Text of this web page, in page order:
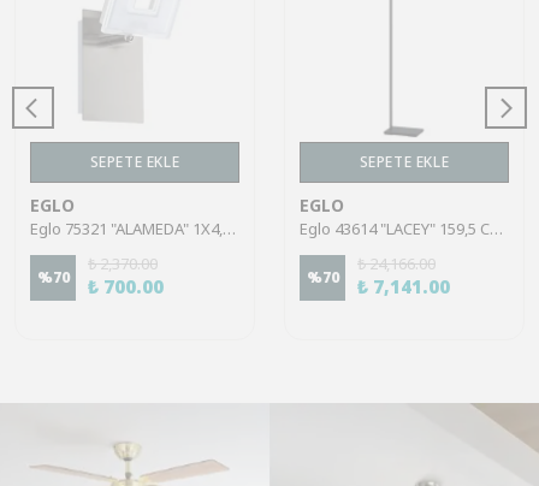
SEPETE EKLE
EGLO
Eglo 75321 "ALAMEDA" 1X4,5W Çelik Nikel Mat Sıva Üstü Spot
%70
₺ 2,370.00
₺ 700.00
SEPETE EKLE
EGLO
Eglo 43614 "LACEY" 159,5 Cm Yüksekliğinde Çelik, Ahşap Köşe Lambası Lambader
%70
₺ 24,166.00
₺ 7,141.00